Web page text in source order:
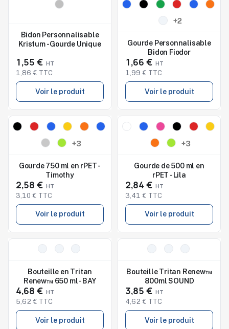
Bidon Personnalisable
Kristum - Gourde Unique
1,55 €
1,86 € TTC
Voir le produit
Nouveau
disponible
+2
Gourde Personnalisable
Bidon Fiodor
1,66 €
1,99 € TTC
Voir le produit
Nouveau
Studio de marquage
disponible
+3
Gourde 750 ml en rPET -
Timothy
2,58 €
3,10 € TTC
Voir le produit
Nouveau
Studio de marquage
disponible
+3
Gourde de 500 ml en
rPET - Lila
2,84 €
3,41 € TTC
Voir le produit
Bouteille en Tritan
Renew™ 650 ml - BAY
4,68 €
5,62 € TTC
Voir le produit
Bouteille Tritan Renew™
800ml SOUND
3,85 €
4,62 € TTC
Voir le produit